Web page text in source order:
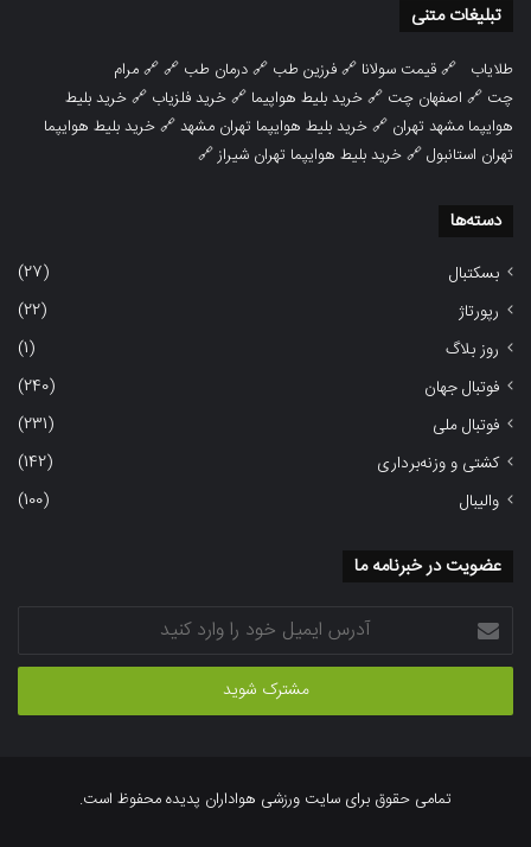
تبلیغات متنی
طلایاب 🔗قیمت سولانا 🔗فرزین طب 🔗درمان طب 🔗 🔗مرام
چت 🔗 اصفهان چت 🔗خرید بلیط هواپیما 🔗خرید فلزیاب 🔗خرید بلیط
هوایپما مشهد تهران 🔗خرید بلیط هوایپما تهران مشهد🔗خرید بلیط هوایپما
تهران استانبول🔗خرید بلیط هوایپما تهران شیراز🔗
دسته‌ها
بسکتبال
(27)
رپورتاژ
(22)
روز بلاگ
(1)
فوتبال جهان
(240)
فوتبال ملی
(231)
کشتی و وزنه‌برداری
(142)
والیبال
(100)
عضویت در خبرنامه ما
آدرس
ایمیل
خود
وارد
تمامی حقوق برای سایت ورزشی هواداران پدیده محفوظ است.